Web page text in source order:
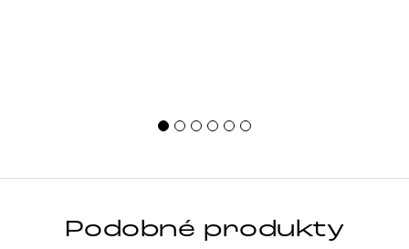
Podobné produkty